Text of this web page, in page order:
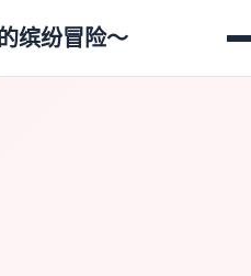
缤纷冒险～